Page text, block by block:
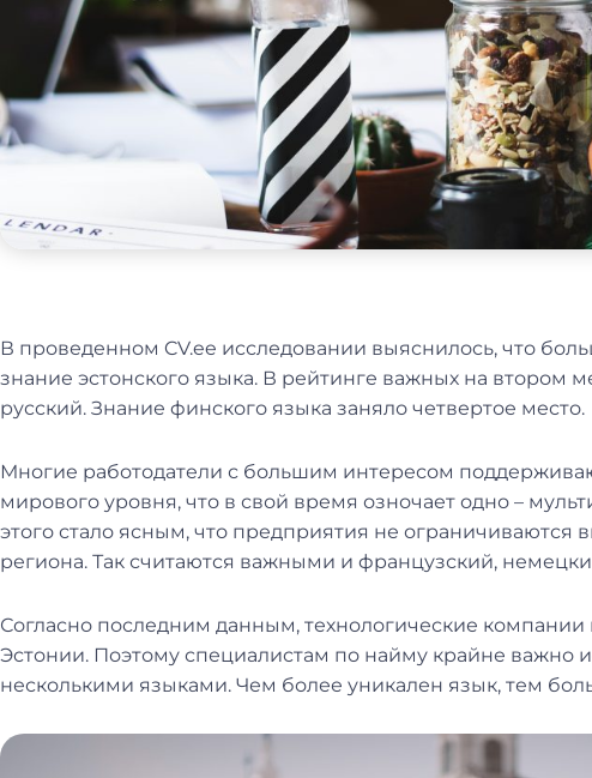
В проведенном CV.ee исследовании выяснилось, что
знание эстонского языка. В рейтинге важных на втором
русский. Знание финского языка заняло четвертое место.
Многие работодатели с большим интересом
мирового уровня, что в свой время озночает одно –
этого стало ясным, что предприятия не ограничиваются
региона. Так считаются важными и французский,
Согласно последним данным, технологические
Эстонии. Поэтому специалистам по найму крайне важно
несколькими языками. Чем более уникален язык, тем